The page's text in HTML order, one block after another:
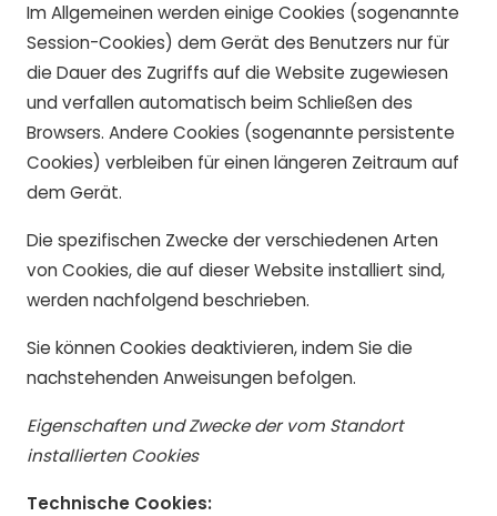
Im Allgemeinen werden einige Cookies (sogenannte
Session-Cookies) dem Gerät des Benutzers nur für
die Dauer des Zugriffs auf die Website zugewiesen
und verfallen automatisch beim Schließen des
Browsers. Andere Cookies (sogenannte persistente
Cookies) verbleiben für einen längeren Zeitraum auf
dem Gerät.
Die spezifischen Zwecke der verschiedenen Arten
von Cookies, die auf dieser Website installiert sind,
werden nachfolgend beschrieben.
Sie können Cookies deaktivieren, indem Sie die
nachstehenden Anweisungen befolgen.
Eigenschaften und Zwecke der vom Standort
installierten Cookies
Technische Cookies: